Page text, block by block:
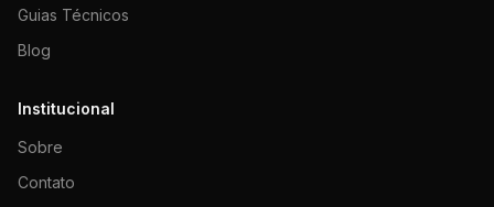
Guias Técnicos
Blog
Institucional
Sobre
Contato